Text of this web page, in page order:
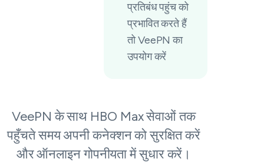
प्रतिबंध पहुंच को
प्रभावित करते हैं
तो VeePN का
उपयोग करें
VeePN के साथ HBO Max सेवाओं तक
पहुँचते समय अपनी कनेक्शन को सुरक्षित करें
और ऑनलाइन गोपनीयता में सुधार करें।